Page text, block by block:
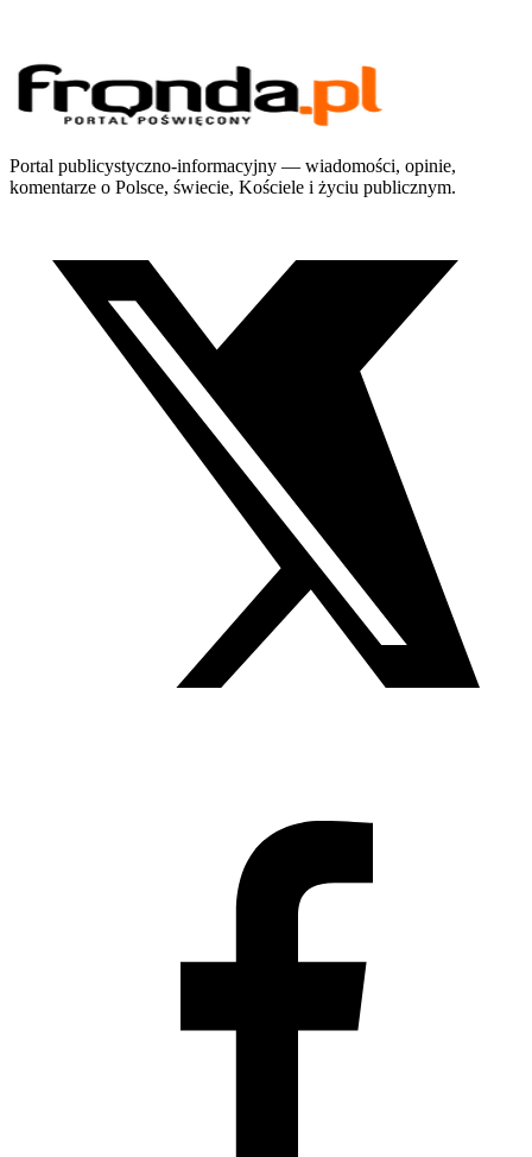
Portal publicystyczno-informacyjny — wiadomości, opinie,
komentarze o Polsce, świecie, Kościele i życiu publicznym.